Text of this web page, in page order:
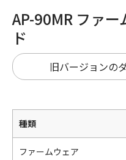
AP-90MR ファ
ド
旧バージョンの
種類
ファームウェア